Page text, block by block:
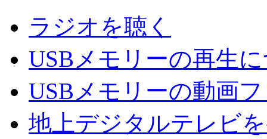
ラジオを聴く
USBメモリーの再生
USBメモリーの動画
地上デジタルテレビ